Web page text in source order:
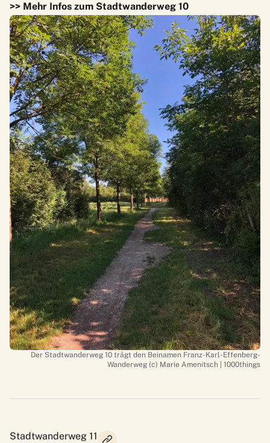
>> Mehr Infos zum Stadtwanderweg 10
Der Stadtwanderweg 10 trägt den Beinamen Franz-Karl-Effenberg-
Wanderweg (c) Marie Amenitsch | 1000things
Stadtwanderweg 11